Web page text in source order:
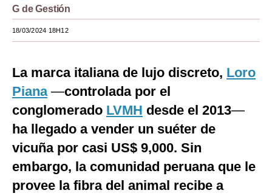
EEUU
España
Internacional
Tecnología
Club del Suscriptor
Mix
G de Gestión
18/03/2024 18H12
La marca italiana de lujo discreto, Loro
Piana —controlada por el
conglomerado LVMH desde el 2013—
ha llegado a vender un suéter de
vicuña por casi US$ 9,000. Sin
embargo, la comunidad peruana que le
provee la fibra del animal recibe a